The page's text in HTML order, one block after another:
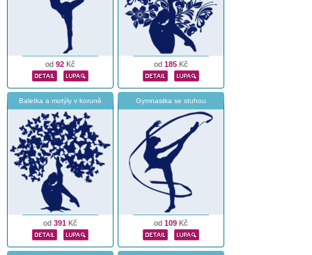
od 92 Kč od 185 Kč
Baletka a motýly v koruně
od 391 Kč
Gymnastka se stuhou
od 109 Kč